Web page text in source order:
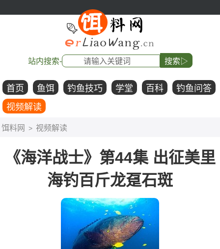
站内搜索- 搜索▷
首页 鱼饵 钓鱼技巧 学堂 百科
钓鱼问答
视频解读
饵料网 > 视频解读
《海洋战士》第44集 出征美里
海钓百斤龙趸石斑